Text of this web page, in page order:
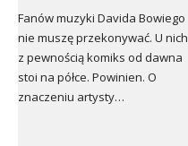
Fanów muzyki Davida Bowiego
nie muszę przekonywać. U nich
z pewnością komiks od dawna
stoi na półce. Powinien. O
znaczeniu artysty…